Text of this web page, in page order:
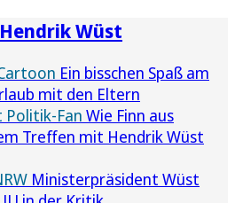
Hendrik Wüst
Ein bisschen Spaß am
mit den Eltern
Fan Wie Finn aus
Treffen mit Hendrik Wüst
Ministerpräsident Wüst